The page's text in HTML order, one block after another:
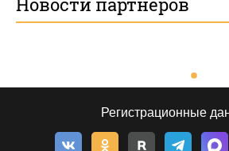
Регистрационные